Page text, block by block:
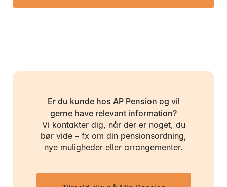
Er du kunde hos AP Pension og vil
gerne have relevant information?
Vi kontakter dig, når der er noget, du
bør vide – fx om din pensionsordning,
nye muligheder eller arrangementer.